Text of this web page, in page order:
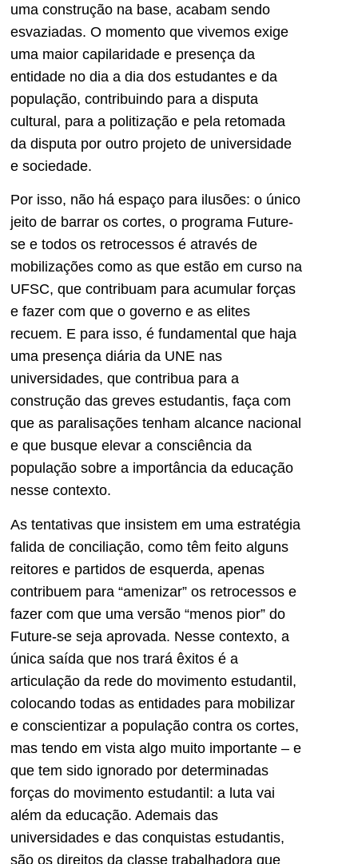
uma construção na base, acabam sendo
esvaziadas. O momento que vivemos exige
uma maior capilaridade e presença da
entidade no dia a dia dos estudantes e da
população, contribuindo para a disputa
cultural, para a politização e pela retomada
da disputa por outro projeto de universidade
e sociedade.
Por isso, não há espaço para ilusões: o único
jeito de barrar os cortes, o programa Future-
se e todos os retrocessos é através de
mobilizações como as que estão em curso na
UFSC, que contribuam para acumular forças
e fazer com que o governo e as elites
recuem. E para isso, é fundamental que haja
uma presença diária da UNE nas
universidades, que contribua para a
construção das greves estudantis, faça com
que as paralisações tenham alcance nacional
e que busque elevar a consciência da
população sobre a importância da educação
nesse contexto.
As tentativas que insistem em uma estratégia
falida de conciliação, como têm feito alguns
reitores e partidos de esquerda, apenas
contribuem para “amenizar” os retrocessos e
fazer com que uma versão “menos pior” do
Future-se seja aprovada. Nesse contexto, a
única saída que nos trará êxitos é a
articulação da rede do movimento estudantil,
colocando todas as entidades para mobilizar
e conscientizar a população contra os cortes,
mas tendo em vista algo muito importante – e
que tem sido ignorado por determinadas
forças do movimento estudantil: a luta vai
além da educação. Ademais das
universidades e das conquistas estudantis,
são os direitos da classe trabalhadora que